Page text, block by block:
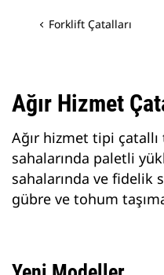
Forklift Çatalları
Ağır Hizmet
Ağır hizmet tipi çatallı
sahalarında paletli
sahalarında ve fidelik
gübre ve tohum